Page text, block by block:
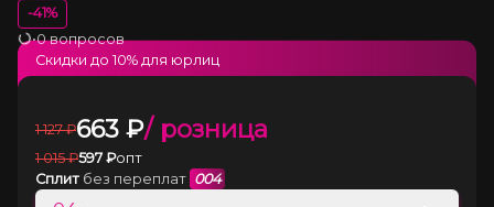
-41%
Загрузка
•0 вопросов
1 127 ₽663 ₽/ розница
1 015 ₽597 ₽опт
Сплит без переплат 004
Скидки до 10% для юрлиц